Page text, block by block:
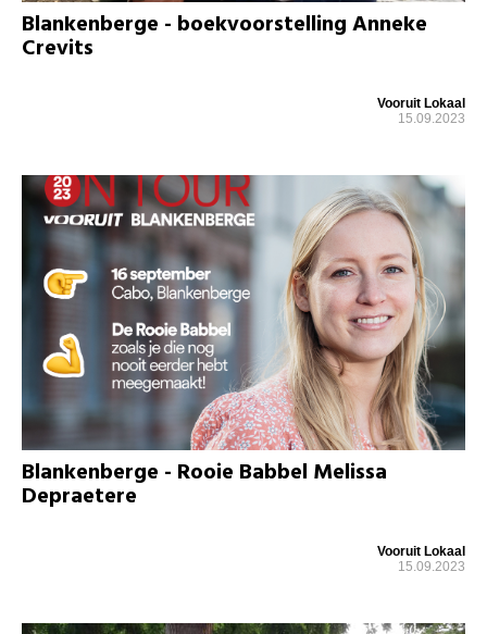
Blankenberge - boekvoorstelling Anneke
Crevits
Vooruit Lokaal
15.09.2023
Blankenberge - Rooie Babbel Melissa
Depraetere
Vooruit Lokaal
15.09.2023